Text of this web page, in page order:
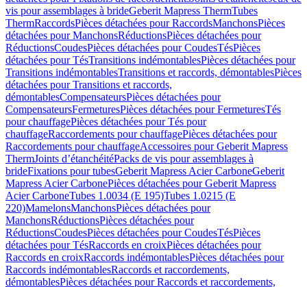
vis pour assemblages à brideGeberit Mapress ThermTubes
ThermRaccordsPièces détachées pour RaccordsManchonsPièces
détachées pour ManchonsRéductionsPièces détachées pour
RéductionsCoudesPièces détachées pour CoudesTésPièces
détachées pour TésTransitions indémontablesPièces détachées pour
Transitions indémontablesTransitions et raccords, démontablesPièces
détachées pour Transitions et raccords,
démontablesCompensateursPièces détachées pour
CompensateursFermeturesPièces détachées pour FermeturesTés
pour chauffagePièces détachées pour Tés pour
chauffageRaccordements pour chauffagePièces détachées pour
Raccordements pour chauffageAccessoires pour Geberit Mapress
ThermJoints d’étanchéitéPacks de vis pour assemblages à
brideFixations pour tubesGeberit Mapress Acier CarboneGeberit
Mapress Acier CarbonePièces détachées pour Geberit Mapress
Acier CarboneTubes 1.0034 (E 195)Tubes 1.0215 (E
220)MamelonsManchonsPièces détachées pour
ManchonsRéductionsPièces détachées pour
RéductionsCoudesPièces détachées pour CoudesTésPièces
détachées pour TésRaccords en croixPièces détachées pour
Raccords en croixRaccords indémontablesPièces détachées pour
Raccords indémontablesRaccords et raccordements,
démontablesPièces détachées pour Raccords et raccordements,